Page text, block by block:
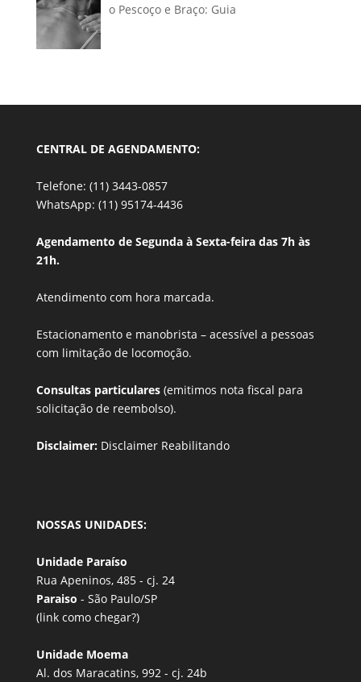
o Pescoço e Braço: Guia
CENTRAL DE AGENDAMENTO:
Telefone: (11) 3443-0857
WhatsApp: (11) 95174-4436
Agendamento de Segunda à Sexta-feira das 7h às
21h.
Atendimento com hora marcada.
Estacionamento e manobrista – acessível a pessoas
com limitação de locomoção.
Consultas particulares (emitimos nota fiscal para
solicitação de reembolso).
Disclaimer: Disclaimer Reabilitando
NOSSAS UNIDADES:
Unidade Paraíso
Rua Apeninos, 485 - cj. 24
Paraiso - São Paulo/SP
(link como chegar?)
Unidade Moema
Al. dos Maracatins, 992 - cj. 24b